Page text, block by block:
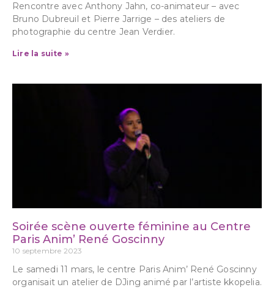
Rencontre avec Anthony Jahn, co-animateur – avec
Bruno Dubreuil et Pierre Jarrige – des ateliers de
photographie du centre Jean Verdier.
Lire la suite »
Soirée scène ouverte féminine au Centre
Paris Anim’ René Goscinny
10 septembre 2023
Le samedi 11 mars, le centre Paris Anim’ René Goscinny
organisait un atelier de DJing animé par l’artiste kkopelia.